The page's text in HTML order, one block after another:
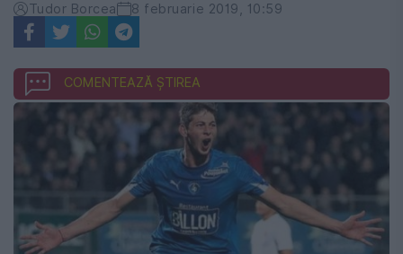
Tudor Borcea 8 februarie 2019, 10:59
COMENTEAZĂ ȘTIREA